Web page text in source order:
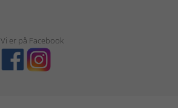
Vi er på Facebook